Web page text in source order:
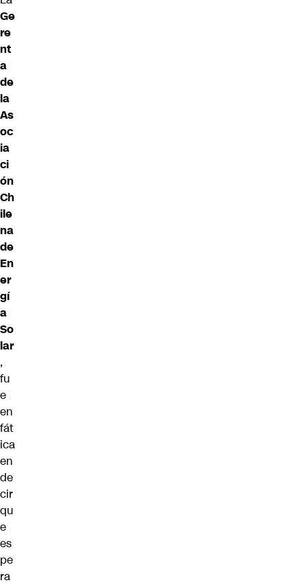
Ge
re
nt
a
de
la
As
oc
ia
ci
ón
Ch
ile
na
de
En
er
gí
a
So
lar
,
fu
e
en
fát
ica
en
de
cir
qu
e
es
pe
ra